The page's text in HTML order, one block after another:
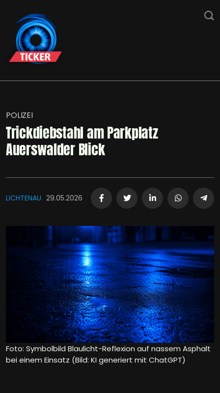
POLIZEI
Trickdiebstahl am Parkplatz
Auerswalder Blick
LICHTENAU 29.05.2026
Foto: Symbolbild Blaulicht-Reflexion auf nassem Asphalt
bei einem Einsatz (Bild: KI generiert mit ChatGPT)